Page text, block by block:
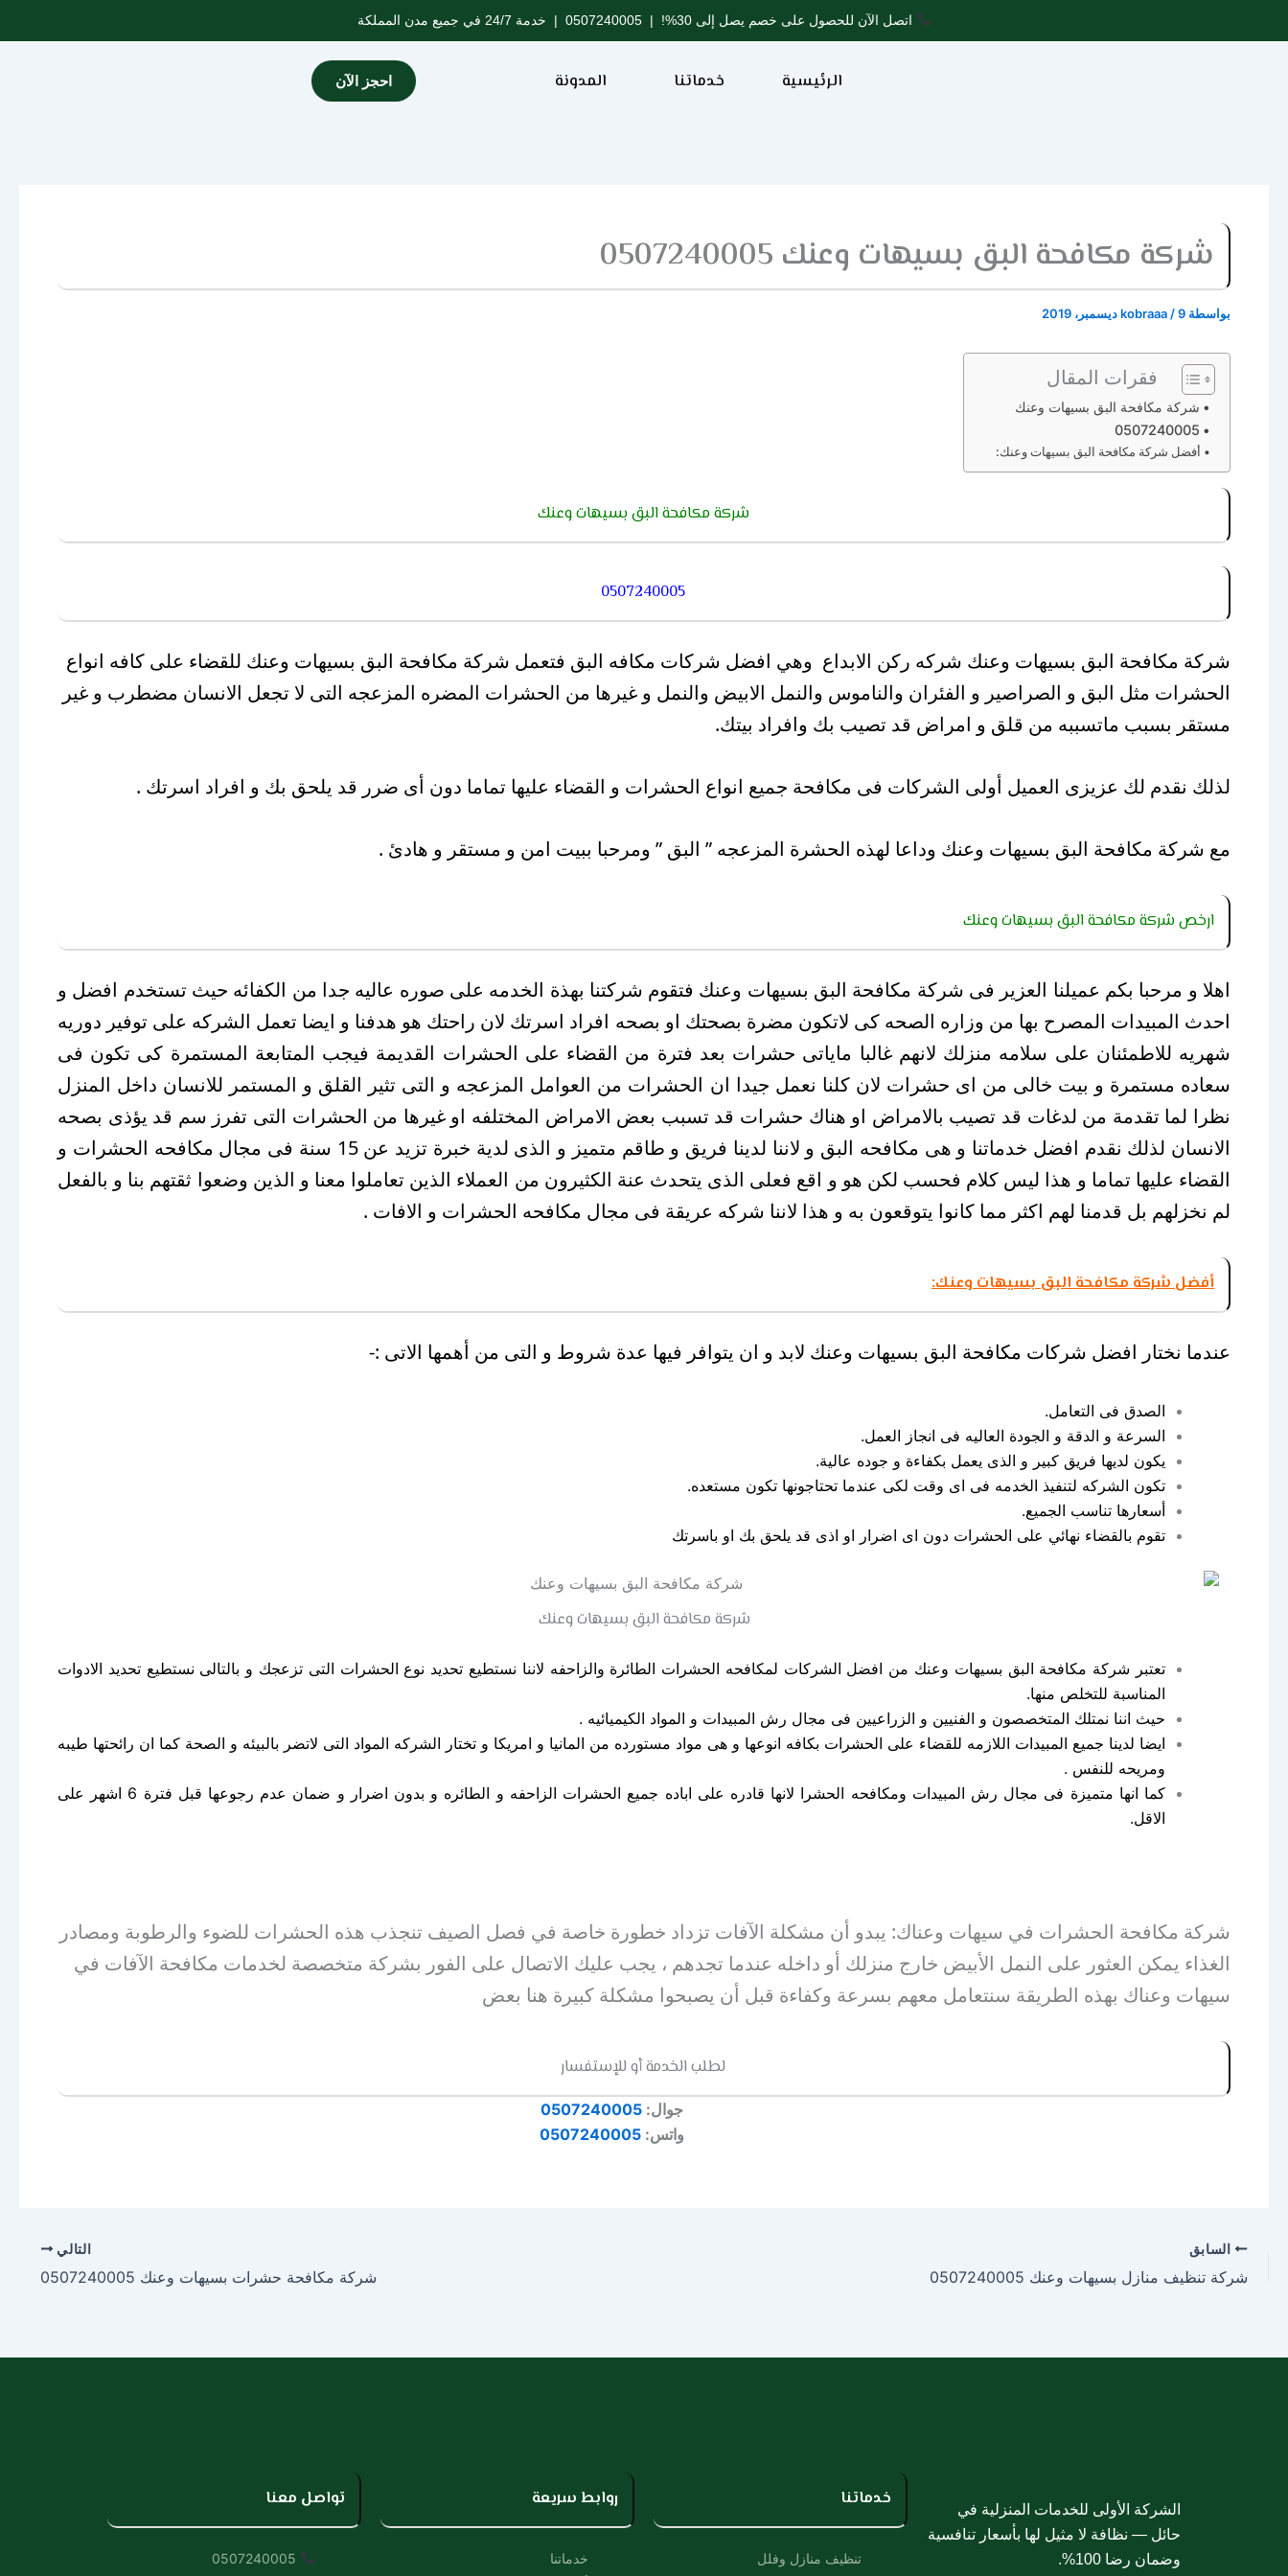
إلى
اتصل الآن للحصول على خصم يصل إلى 30%! | 0507240005 | خدمة 24/7 في جميع مدن المملكة
الرئيسية خدماتنا المدونة احجز الآن
شركة مكافحة البق بسيهات وعنك 0507240005
بواسطة kobraaa /9 ديسمبر، 2019
فقرات المقال
شركة مكافحة البق بسيهات وعنك
0507240005
أفضل شركة مكافحة البق بسيهات وعنك:
شركة مكافحة البق بسيهات وعنك
0507240005
شركة مكافحة البق بسيهات وعنك شركه ركن الابداع وهي افضل شركات مكافه البق فتعمل شركة مكافحة البق بسيهات وعنك للقضاء على كافه انواع
الحشرات مثل البق و الصراصير و الفئران والناموس والنمل الابيض والنمل و غيرها من الحشرات المضره المزعجه التى لا تجعل الانسان مضطرب و غير
مستقر بسبب ماتسببه من قلق و امراض قد تصيب بك وافراد بيتك.
لذلك نقدم لك عزيزى العميل أولى الشركات فى مكافحة جميع انواع الحشرات و القضاء عليها تماما دون أى ضرر قد يلحق بك و افراد اسرتك .
مع شركة مكافحة البق بسيهات وعنك وداعا لهذه الحشرة المزعجه ” البق ” ومرحبا ببيت امن و مستقر و هادئ .
ارخص شركة مكافحة البق بسيهات وعنك
اهلا و مرحبا بكم عميلنا العزير فى شركة مكافحة البق بسيهات وعنك فتقوم شركتنا بهذة الخدمه على صوره عاليه جدا من الكفائه حيث تستخدم افضل و
احدث المبيدات المصرح بها من وزاره الصحه كى لاتكون مضرة بصحتك او بصحه افراد اسرتك لان راحتك هو هدفنا و ايضا تعمل الشركه على توفير دوريه
شهريه للاطمئنان على سلامه منزلك لانهم غالبا ماياتى حشرات بعد فترة من القضاء على الحشرات القديمة فيجب المتابعة المستمرة كى تكون فى
سعاده مستمرة و بيت خالى من اى حشرات لان كلنا نعمل جيدا ان الحشرات من العوامل المزعجه و التى تثير القلق و المستمر للانسان داخل المنزل
نظرا لما تقدمة من لدغات قد تصيب بالامراض او هناك حشرات قد تسبب بعض الامراض المختلفه او غيرها من الحشرات التى تفرز سم قد يؤذى بصحه
الانسان لذلك نقدم افضل خدماتنا و هى مكافحه البق و لاننا لدينا فريق و طاقم متميز و الذى لدية خبرة تزيد عن 15 سنة فى مجال مكافحه الحشرات و
القضاء عليها تماما و هذا ليس كلام فحسب لكن هو و اقع فعلى الذى يتحدث عنة الكثيرون من العملاء الذين تعاملوا معنا و الذين وضعوا ثقتهم بنا و بالفعل
لم نخزلهم بل قدمنا لهم اكثر مما كانوا يتوقعون به و هذا لاننا شركه عريقة فى مجال مكافحه الحشرات و الافات .
أفضل شركة مكافحة البق بسيهات وعنك:
عندما نختار افضل شركات مكافحة البق بسيهات وعنك لابد و ان يتوافر فيها عدة شروط و التى من أهمها الاتى :-
الصدق فى التعامل.
السرعة و الدقة و الجودة العاليه فى انجاز العمل.
يكون لديها فريق كبير و الذى يعمل بكفاءة و جوده عالية.
تكون الشركه لتنفيذ الخدمه فى اى وقت لكى عندما تحتاجونها تكون مستعده.
أسعارها تناسب الجميع.
تقوم بالقضاء نهائي على الحشرات دون اى اضرار او اذى قد يلحق بك او باسرتك
شركة مكافحة البق بسيهات وعنك
تعتبر شركة مكافحة البق بسيهات وعنك من افضل الشركات لمكافحه الحشرات الطائرة والزاحفه لاننا نستطيع تحديد نوع الحشرات التى تزعجك و بالتالى نستطيع تحديد الادوات
المناسبة للتخلص منها.
حيث اننا نمتلك المتخصصون و الفنيين و الزراعيين فى مجال رش المبيدات و المواد الكيميائيه .
ايضا لدينا جميع المبيدات اللازمه للقضاء على الحشرات بكافه انوعها و هى مواد مستورده من المانيا و امريكا و تختار الشركه المواد التى لاتضر بالبيئه و الصحة كما ان رائحتها طيبه
ومريحه للنفس .
كما انها متميزة فى مجال رش المبيدات ومكافحه الحشرا لانها قادره على اباده جميع الحشرات الزاحفه و الطائره و بدون اضرار و ضمان عدم رجوعها قبل فترة 6 اشهر على
الاقل.
شركة مكافحة الحشرات في سيهات وعناك: يبدو أن مشكلة الآفات تزداد خطورة خاصة في فصل الصيف تنجذب هذه الحشرات للضوء والرطوبة ومصادر
الغذاء يمكن العثور على النمل الأبيض خارج منزلك أو داخله عندما تجدهم ، يجب عليك الاتصال على الفور بشركة متخصصة لخدمات مكافحة الآفات في
سيهات وعناك بهذه الطريقة سنتعامل معهم بسرعة وكفاءة قبل أن يصبحوا مشكلة كبيرة هنا بعض
لطلب الخدمة أو للإستفسار
جوال:0507240005
واتس:0507240005
السابق
شركة تنظيف منازل بسيهات وعنك 0507240005
التالي
شركة مكافحة حشرات بسيهات وعنك 0507240005
الشركة الأولى للخدمات المنزلية في
حائل — نظافة لا مثيل لها بأسعار تنافسية
وضمان رضا 100%.
خدماتنا
تنظيف منازل وفلل
روابط سريعة
خدماتنا
تواصل معنا